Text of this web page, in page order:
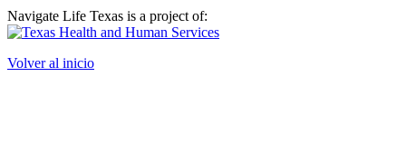
Navigate Life Texas is a project of:
Volver al inicio